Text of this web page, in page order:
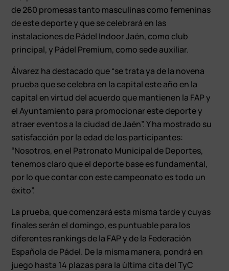
de 260 promesas tanto masculinas como femeninas
de este deporte y que se celebrará en las
instalaciones de Pádel Indoor Jaén, como club
principal, y Pádel Premium, como sede auxiliar.
Álvarez ha destacado que “se trata ya de la novena
prueba que se celebra en la capital este año en la
capital en virtud del acuerdo que mantienen la FAP y
el Ayuntamiento para promocionar este deporte y
atraer eventos a la ciudad de Jaén”. Y ha mostrado su
satisfacción por la edad de los participantes:
“Nosotros, en el Patronato Municipal de Deportes,
tenemos claro que el deporte base es fundamental,
por lo que contar con este campeonato es todo un
éxito”.
La prueba, que comenzará esta misma tarde y cuyas
finales serán el domingo, es puntuable para los
diferentes rankings de la FAP y de la Federación
Española de Pádel. De la misma manera, pondrá en
juego hasta 14 plazas para la última cita del TyC